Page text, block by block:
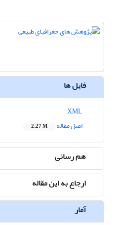
فایل ها
اصل مقاله
2.27 M
هم رسانی
ارجاع به این مقاله
آمار